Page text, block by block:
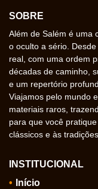
SOBRE
Além de Salém é uma
o oculto a sério.
real, com uma ordem
décadas de caminho,
e um repertório
Viajamos pelo mundo
materiais raros,
para que você
clássicos e às
INSTITUCIONAL
Início